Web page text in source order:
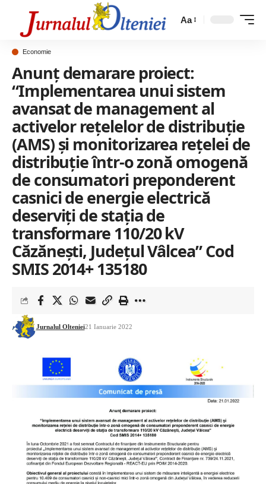
Aa
Economie
Anunț demarare proiect:
“Implementarea unui sistem
avansat de management al
activelor rețelelor de distribuție
(AMS) și monitorizarea rețelei de
distribuție într-o zonă omogenă
de consumatori preponderent
casnici de energie electrică
deserviți de stația de
transformare 110/20 kV
Căzănești, Județul Vâlcea” Cod
SMIS 2014+ 135180
Jurnalul Olteniei21 Ianuarie 2022